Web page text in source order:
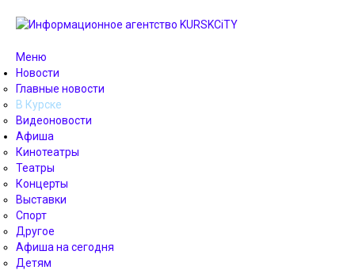
Меню
Новости
Главные новости
В Курске
Видеоновости
Афиша
Кинотеатры
Театры
Концерты
Выставки
Спорт
Другое
Афиша на сегодня
Детям